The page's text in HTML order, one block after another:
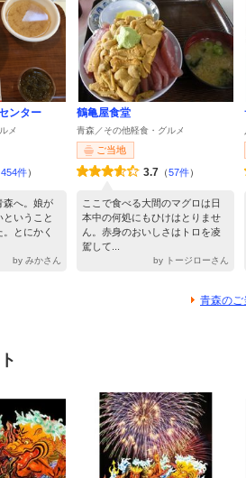
ンター
メ
454件）
森へ。娘が
ということ
とにかく
by みかさん
鶴亀屋食堂
青森／その他軽食・グルメ
ご当地
3.7 （57件）
ここで食べる大間のマグロは日
本中の何処にもひけはとりませ
ん。赤身のおいしさはトロを凌
駕して...
by トージローさん
青森のご